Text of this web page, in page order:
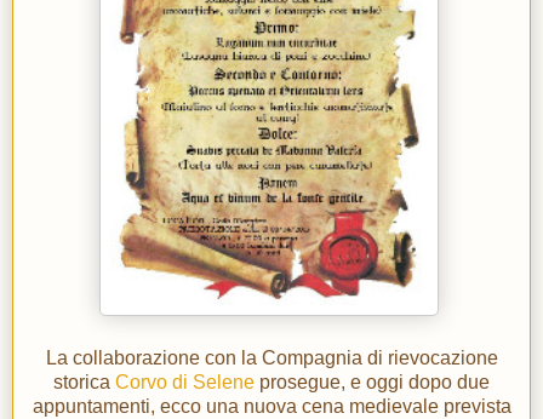
La collaborazione con la Compagnia di rievocazione
storica Corvo di Selene prosegue, e oggi dopo due
appuntamenti, ecco una nuova cena medievale prevista